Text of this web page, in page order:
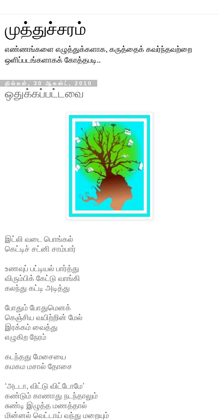
முத்துச்சரம்
எண்ணங்களை எழுத்துக்களாக, கருத்தைக் கவர்ந்தவற்றை
ஒளிப்படங்களாகக் கோத்தபடி..
திங்கள், 30 ஆகஸ்ட், 2010
ஒதுக்கப்பட்டவை
இட்லி வடை பொங்கல்
கெட்டிச் சட்னி சாம்பார்
உணவுப் பட்டியல் பார்த்து
விரும்பிக் கேட்டு வாங்கி
கலந்து கட்டி அடித்து
போதும் போதுமெனக்
கெஞ்சிய வயிற்றின் மேல்
இரக்கம் வைத்து
எழுகிற நேரம்
கடந்தது மேசையை
கமகம மசால் தோசை
‘அடடா, விட்டு விட்டோமே’
கண்டும் காணாது நடந்தாலும்
சுண்டி இழுத்த மணத்தால்
மின்னல் வெட்டாய் வந்து மறையும்